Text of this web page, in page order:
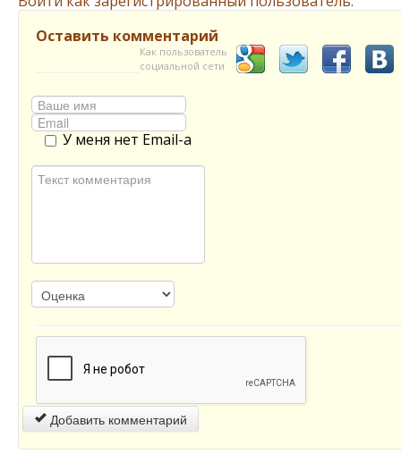
Оставить комментарий
Как пользователь
социальной сети
У меня нет Email-а
Добавить комментарий